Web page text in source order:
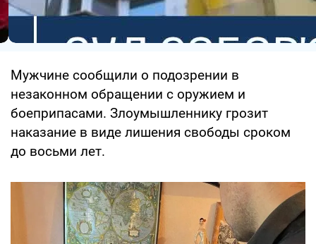
Мужчине сообщили о подозрении в
незаконном обращении с оружием и
боеприпасами. Злоумышленнику грозит
наказание в виде лишения свободы сроком
до восьми лет.